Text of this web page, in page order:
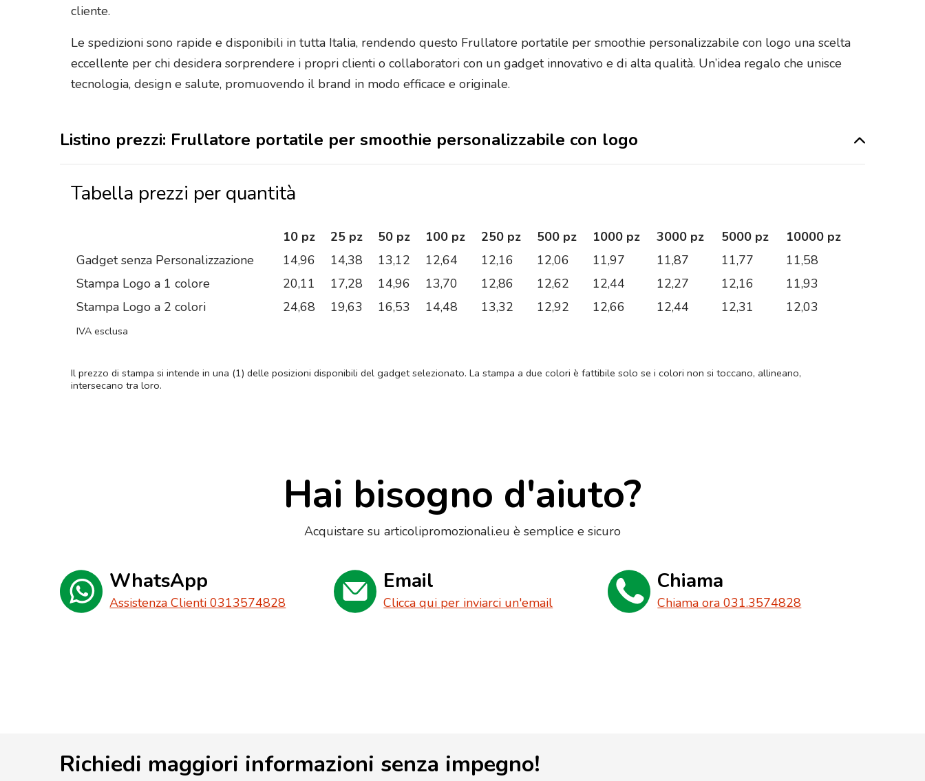
cliente.
Le spedizioni sono rapide e disponibili in tutta Italia, rendendo questo Frullatore portatile per smoothie personalizzabile con logo una scelta
eccellente per chi desidera sorprendere i propri clienti o collaboratori con un gadget innovativo e di alta qualità. Un’idea regalo che unisce
tecnologia, design e salute, promuovendo il brand in modo efficace e originale.
Listino prezzi: Frullatore portatile per smoothie personalizzabile con logo
Tabella prezzi per quantità
10 pz 25 pz 50 pz 100 pz 250 pz 500 pz 1000 pz 3000 pz 5000 pz
10000 pz
Gadget senza Personalizzazione
14,96 14,38 13,12 12,64 12,16 12,06 11,97 11,87 11,77
11,58
Stampa Logo a 1 colore
20,11 17,28 14,96 13,70 12,86 12,62 12,44 12,27 12,16
11,93
Stampa Logo a 2 colori
24,68 19,63 16,53 14,48 13,32 12,92 12,66 12,44 12,31 12,03
IVA esclusa
Il prezzo di stampa si intende in una (1) delle posizioni disponibili del gadget selezionato. La stampa a due colori è fattibile solo se i colori non si toccano, allineano,
intersecano tra loro.
Hai bisogno d'aiuto?
Acquistare su articolipromozionali.eu è semplice e sicuro
WhatsApp
Assistenza Clienti 0313574828
Email
Clicca qui per inviarci un'email
Chiama
Chiama ora 031.3574828
Richiedi maggiori informazioni senza impegno!